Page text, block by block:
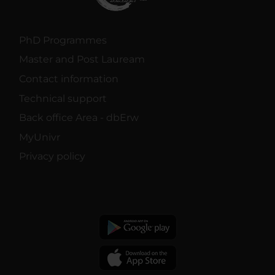
PhD Programmes
Master and Post Lauream
Contact information
Technical support
Back office Area - dbErw
MyUnivr
Privacy policy